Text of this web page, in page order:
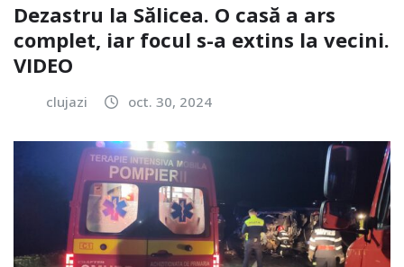
Dezastru la Sălicea. O casă a ars
complet, iar focul s-a extins la vecini.
VIDEO
clujazi oct. 30, 2024